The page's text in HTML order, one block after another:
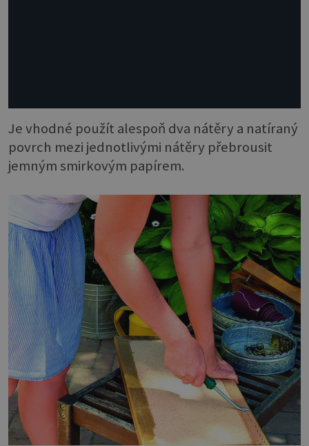
Je vhodné použít alespoň dva nátěry a natíraný
povrch mezi jednotlivými nátěry přebrousit
jemným smirkovým papírem.